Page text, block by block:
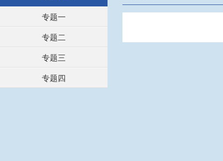
专题一
专题二
专题三
专题四